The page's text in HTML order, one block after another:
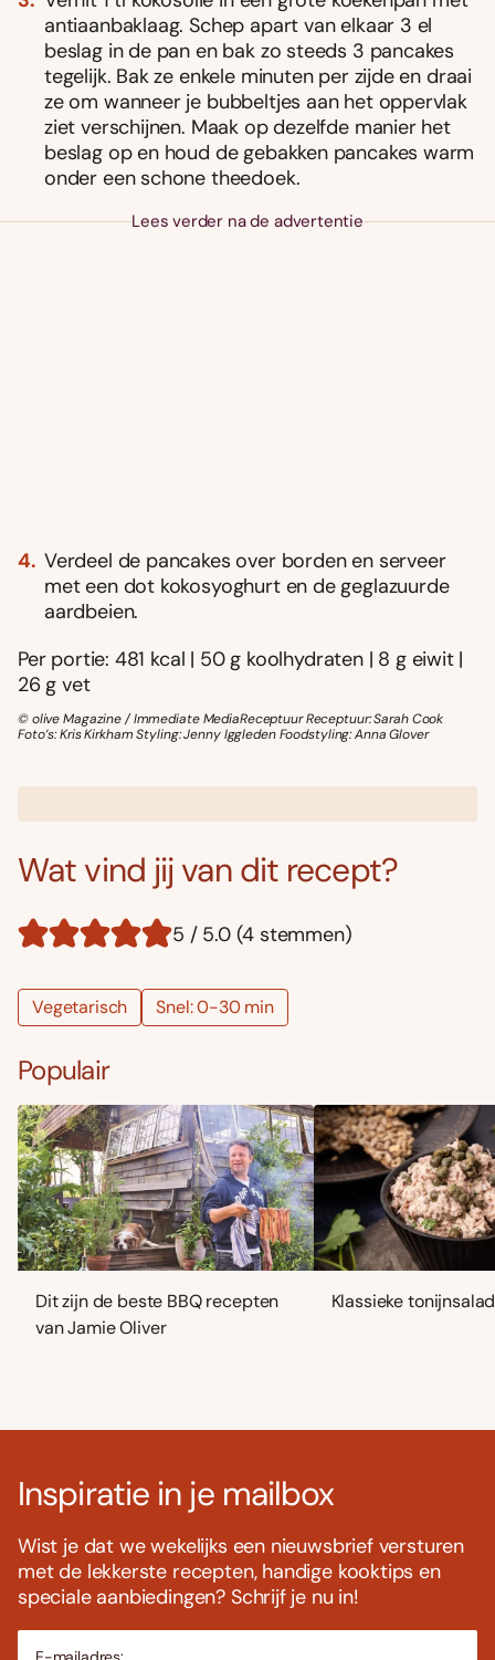
antiaanbaklaag. Schep apart van elkaar 3 el
beslag in de pan en bak zo steeds 3 pancakes
tegelijk. Bak ze enkele minuten per zijde en draai
ze om wanneer je bubbeltjes aan het oppervlak
ziet verschijnen. Maak op dezelfde manier het
beslag op en houd de gebakken pancakes warm
onder een schone theedoek.
Lees verder na de advertentie
Verdeel de pancakes over borden en serveer
met een dot kokosyoghurt en de geglazuurde
aardbeien.
Per portie: 481 kcal | 50 g koolhydraten | 8 g eiwit |
26 g vet
© olive Magazine / Immediate MediaReceptuur Receptuur: Sarah Cook
Foto’s: Kris Kirkham Styling: Jenny Iggleden Foodstyling: Anna Glover
Wat vind jij van dit recept?
5 / 5.0 (4 stemmen)
Vegetarisch Snel: 0-30 min
Populair
Dit zijn de beste BBQ recepten
van Jamie Oliver
Klassieke
Inspiratie in je mailbox
Wist je dat we wekelijks een nieuwsbrief versturen
met de lekkerste recepten, handige kooktips en
speciale aanbiedingen? Schrijf je nu in!